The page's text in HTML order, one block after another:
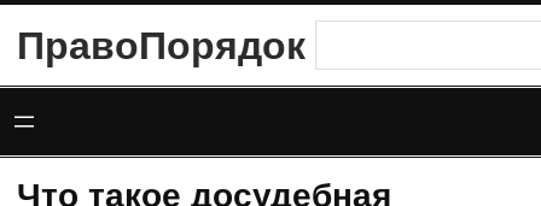
содержимому
ПравоПорядок
Что такое досудебная